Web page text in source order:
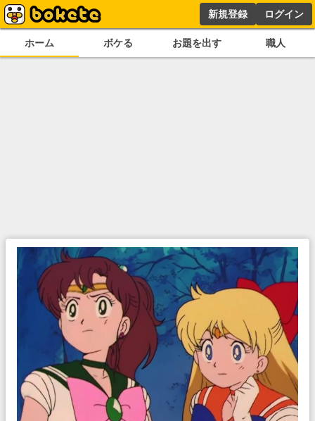
新規登録 ログイン
ホーム ボケる お題を出す 職人